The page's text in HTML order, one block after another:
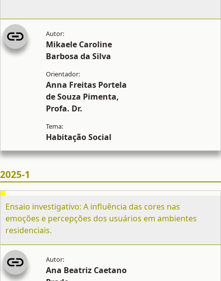
Mikaele Caroline
Barbosa da Silva
Anna Freitas Portela
de Souza Pimenta,
Profa. Dr.
Habitação Social
2025-1
Ensaio investigativo: A influência das cores nas
emoções e percepções dos usuários em ambientes
residenciais.
Ana Beatriz Caetano